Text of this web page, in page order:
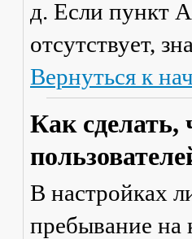
д. Если пункт
отсутствует,
Вернуться к
Как сделать,
В настройках
пребывание на